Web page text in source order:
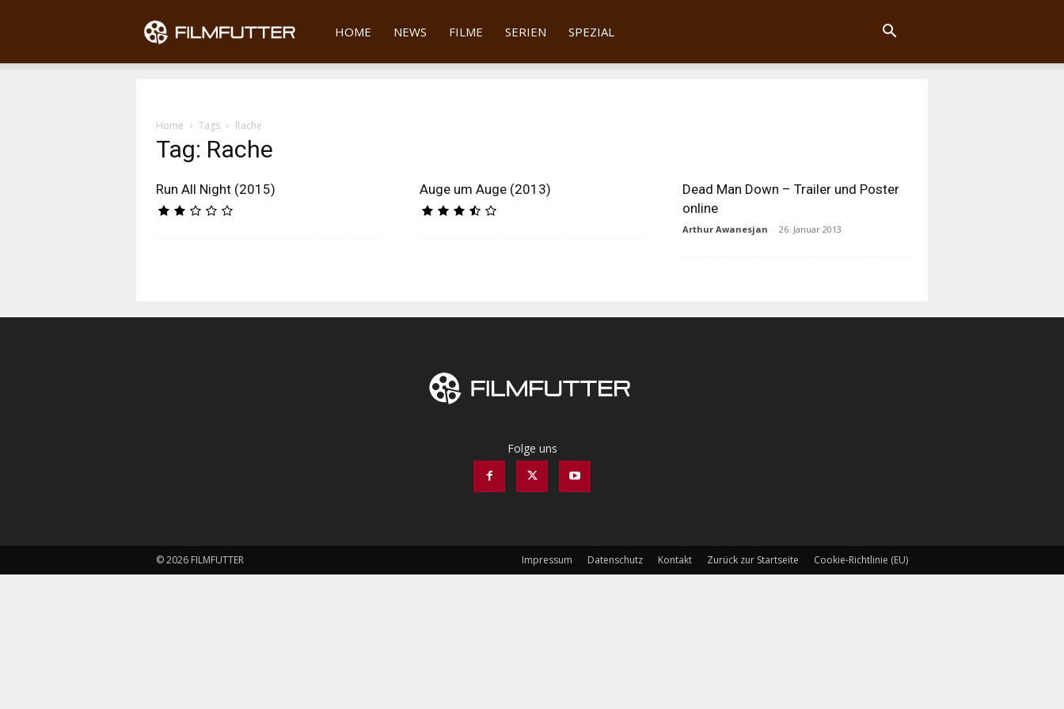
Filmfutter
HOME NEWS FILME SERIEN SPEZIAL
Home Tags Rache
Tag: Rache
Run All Night (2015) Auge um Auge (2013)
Dead Man Down – Trailer und Poster
online
Arthur Awanesjan - 26. Januar 2013
Folge uns
Impressum Datenschutz Kontakt Zurück zur Startseite Cookie-Richtlinie (EU)
© 2026 FILMFUTTER